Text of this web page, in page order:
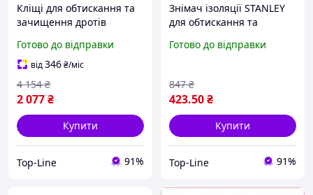
Кліщі для обтискання та
зачищення дротів
автоматичні для
електромонтажних робіт
0.8-2.6мм
Готово до відправки
від346₴/міс
2 077₴
4 154 ₴
Купити
Top-Line 91%
Знімач ізоляції STANLEY
для обтискання та
компактний з
покриттям
Готово до відправки
423.50₴
847 ₴
Купити
Top-Line 91%